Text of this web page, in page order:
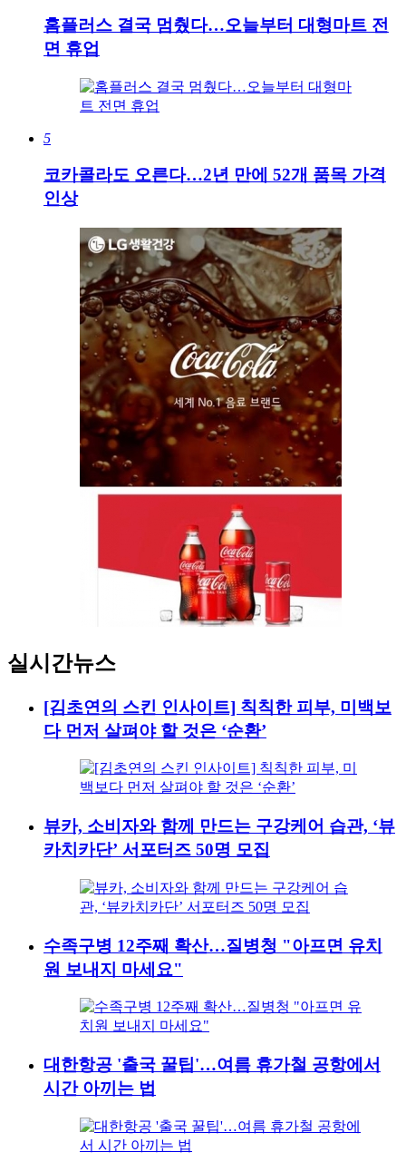
홈플러스 결국 멈췄다…오늘부터 대형마트 전
면 휴업
5
코카콜라도 오른다…2년 만에 52개 품목 가격
인상
실시간뉴스
[김초연의 스킨 인사이트] 칙칙한 피부, 미백보
다 먼저 살펴야 할 것은 ‘순환’
뷰카, 소비자와 함께 만드는 구강케어 습관, ‘뷰
카치카단’ 서포터즈 50명 모집
수족구병 12주째 확산…질병청 "아프면 유치
원 보내지 마세요"
대한항공 '출국 꿀팁'…여름 휴가철 공항에서
시간 아끼는 법